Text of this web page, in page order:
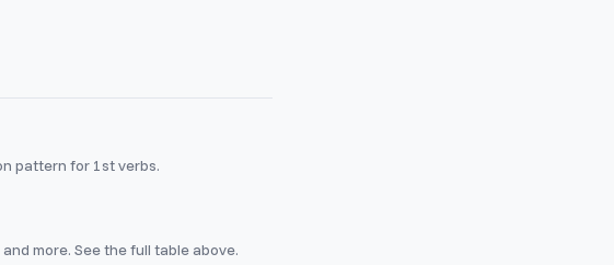
pattern for 1st verbs.
more. See the full table above.